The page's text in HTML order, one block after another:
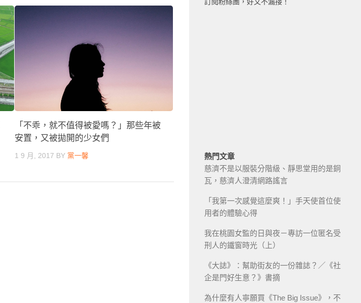
「不乖，就不值得被愛嗎？」那些年被
安置，又被拋開的少女們
1 9 月, 2017 BY 黨一馨
訂閱粉絲團，好文不漏接！
熱門文章
慈濟不是以服裝分階級、靜思堂用的是銅
瓦，慈濟人澄清網路謠言
「我第一次感覺這麼爽！」手天使首位使
用者的體驗心得
我在桃園女監的日與夜－專訪一位匿名受
刑人的鐵窗時光（上）
《大誌》：幫助街友的一份雜誌？／《社
企是門好生意？》書摘
為什麼有人寧願買《The Big Issue》，不